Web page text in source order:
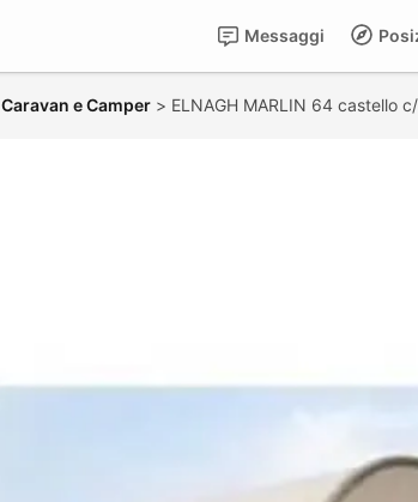
Messaggi
Caravan e Camper > ELNAGH MARLIN 64 castello